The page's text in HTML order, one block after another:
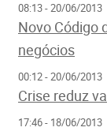
08:13 - 20/06/2013
Novo Código
negócios
00:12 - 20/06/2013
Crise reduz
17:46 - 18/06/2013